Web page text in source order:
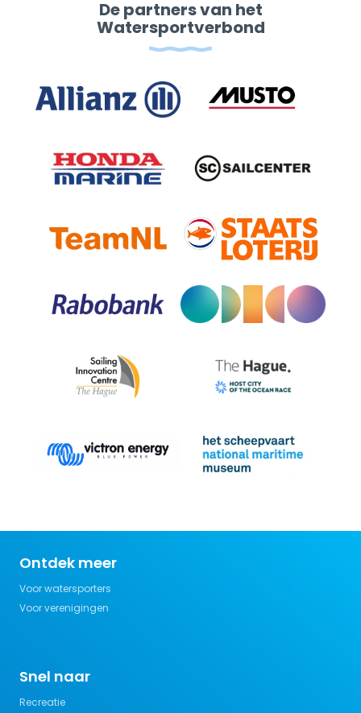
De partners van het
Watersportverbond
Ontdek meer
Voor watersporters
Voor verenigingen
Snel naar
Recreatie